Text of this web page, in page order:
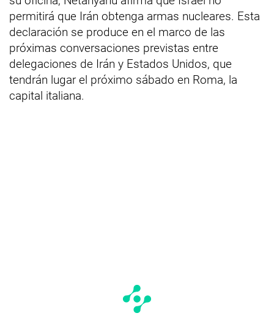
permitirá que Irán obtenga armas nucleares. Esta
declaración se produce en el marco de las
próximas conversaciones previstas entre
delegaciones de Irán y Estados Unidos, que
tendrán lugar el próximo sábado en Roma, la
capital italiana.